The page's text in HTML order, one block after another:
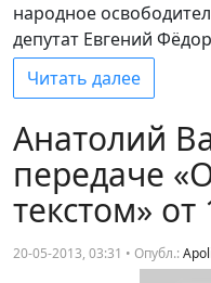
народное
депутат Евгений
Читать далее
Анатолий
передаче
текстом»
20-05-2013, 03:31 • Опубл.: